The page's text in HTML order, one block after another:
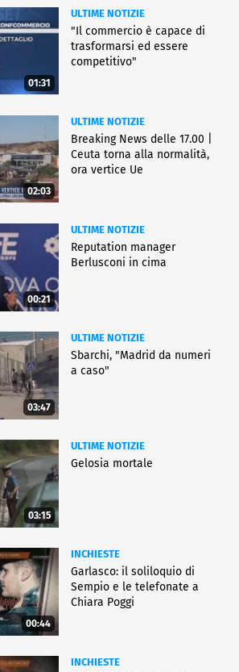
01:31
ULTIME NOTIZIE
"Il commercio è capace di
trasformarsi ed essere
competitivo"
02:03
ULTIME NOTIZIE
Breaking News delle 17.00 |
Ceuta torna alla normalità,
ora vertice Ue
00:21
ULTIME NOTIZIE
Reputation manager
Berlusconi in cima
03:47
ULTIME NOTIZIE
Sbarchi, "Madrid da numeri
a caso"
03:15
ULTIME NOTIZIE
Gelosia mortale
00:44
INCHIESTE
Garlasco: il soliloquio di
Sempio e le telefonate a
Chiara Poggi
INCHIESTE